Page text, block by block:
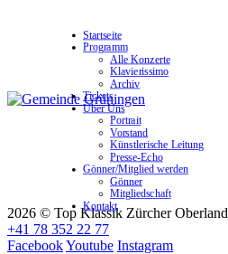
2026 © Top Klassik Zürcher Oberland
+41 78 352 22 77
FacebookYoutube Instagram
Startseite
Programm
Alle Konzerte
Klavierissimo
Archiv
Tickets
Über Uns
Portrait
Vorstand
Künstlerische Leitung
Presse-Echo
Gönner/Mitglied werden
Gönner
Mitgliedschaft
Kontakt